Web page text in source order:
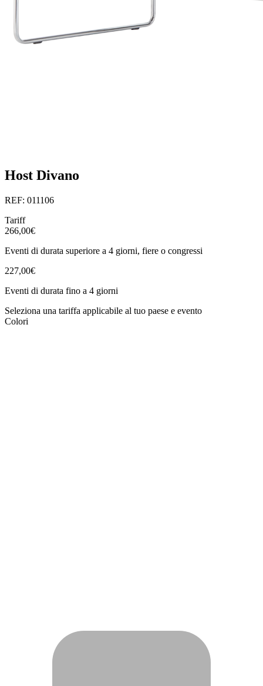
Host Divano
REF: 011106
Tariff
266,00€
Eventi di durata superiore a 4 giorni, fiere o congressi
227,00€
Eventi di durata fino a 4 giorni
Seleziona una tariffa applicabile al tuo paese e evento
Colori